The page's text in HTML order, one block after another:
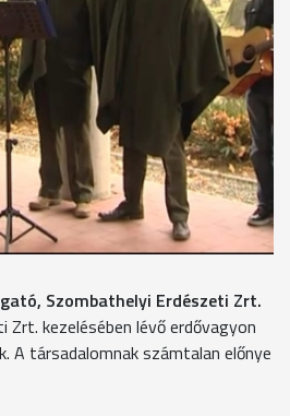
erdő borítja, itt él a szárazföldi
ember függ ezektől a
ország egyik legerdősültebb
borítanak. Az erdő
be az emberiség életében,
Erre akarták felhívni a
figyelmét is. A 100 ezer
tulajdon, a Szombathelyi
Szombathelyi Erdészeti Zrt.
Zrt. kezelésében lévő erdővagyon
A társadalomnak számtalan előnye